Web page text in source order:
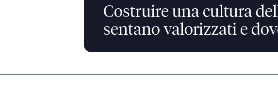
Costruire una cultura
sentano valorizzati e